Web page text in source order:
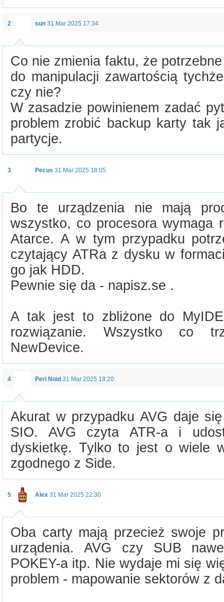
2: sun 31 Mar 2025 17:34
Co nie zmienia faktu, że
do manipulacji zawartością
czy nie?
W zasadzie powinienem zadać
problem zrobić backup karty tak
partycje.
3: Pecus 31 Mar 2025 18:05
Bo te urządzenia nie mają
wszystko, co procesora wymaga
Atarce. A w tym przypadku
czytający ATRa z dysku w
go jak HDD.
Pewnie się da - napisz.se .
A tak jest to zbliżone do
rozwiązanie. Wszystko co
NewDevice.
4: Peri Noid 31 Mar 2025 18:20
Akurat w przypadku AVG daje
SIO. AVG czyta ATR-a i
dyskietkę. Tylko to jest o wiele
zgodnego z Side.
5: Alex 31 Mar 2025 22:30
Oba carty mają przecież swoje
urządenia. AVG czy SUB
POKEY-a itp. Nie wydaje mi się
problem - mapowanie sektorów z